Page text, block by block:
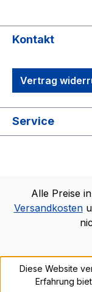
Kontakt
Vertrag
Service
Alle Preise
Versandkosten
Diese Website
Erfahrung